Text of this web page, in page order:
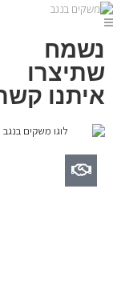
נשמח
שתיצרו
איתנו